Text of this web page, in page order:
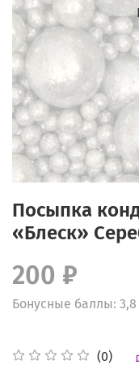
Посыпка
«Блеск»
(0)
200 ₽
Бонусные баллы: 3,8